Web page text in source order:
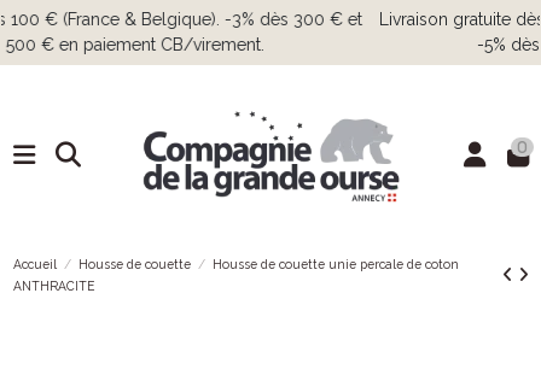
Livraison gratuite dès 100 € (France & Belgique). -3% dès 300 € et
-5% dès 500 € en paiement CB/virement.
0
Accueil Housse de couette
Housse de couette unie percale de coton
ANTHRACITE